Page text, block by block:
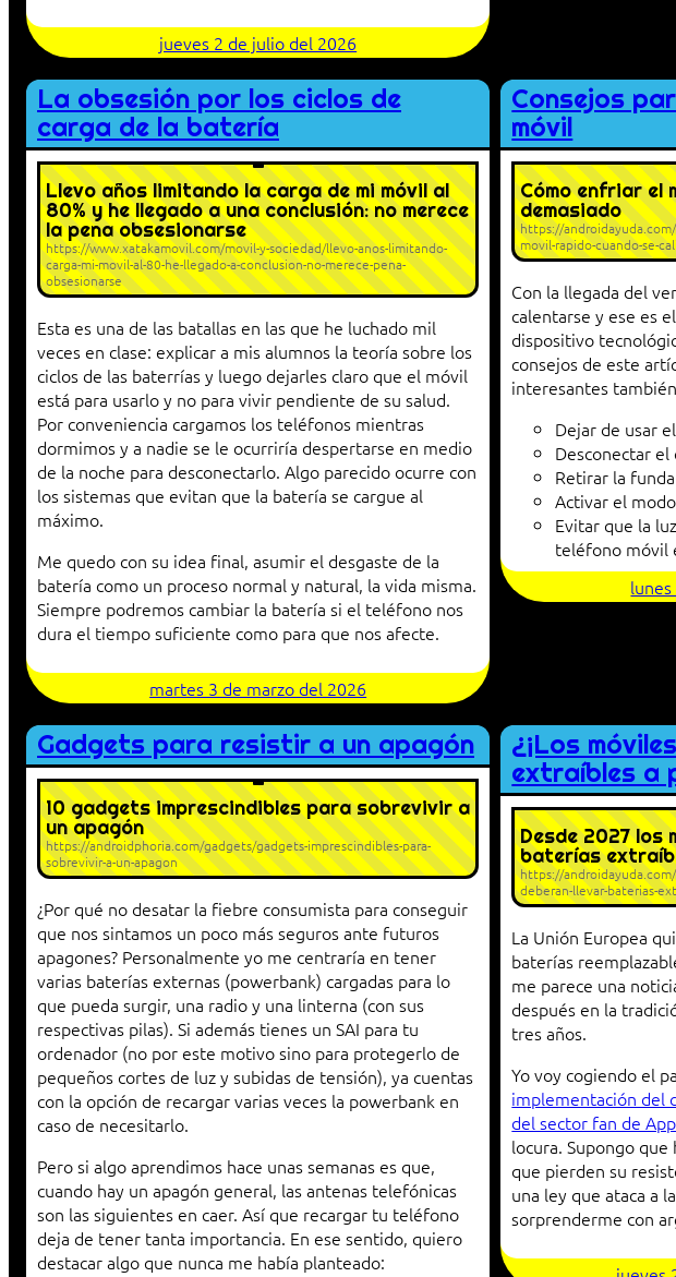
jueves 2 de julio del 2026
La obsesión por los ciclos de
carga de la batería
Llevo años limitando la carga de mi móvil al
80% y he llegado a una conclusión: no merece
la pena obsesionarse
https://www.xatakamovil.com/movil-y-sociedad/llevo-anos-limitando-
carga-mi-movil-al-80-he-llegado-a-conclusion-no-merece-pena-
obsesionarse
Esta es una de las batallas en las que he luchado mil
veces en clase: explicar a mis alumnos la teoría sobre los
ciclos de las baterrías y luego dejarles claro que el móvil
está para usarlo y no para vivir pendiente de su salud.
Por conveniencia cargamos los teléfonos mientras
dormimos y a nadie se le ocurriría despertarse en medio
de la noche para desconectarlo. Algo parecido ocurre con
los sistemas que evitan que la batería se cargue al
máximo.
Me quedo con su idea final, asumir el desgaste de la
batería como un proceso normal y natural, la vida misma.
Siempre podremos cambiar la batería si el teléfono nos
dura el tiempo suficiente como para que nos afecte.
martes 3 de marzo del 2026
Consejos
móvil
Cómo enfriar el
demasiado
https://
movil-rapido-cuando-se-
Con la llegada del
calentarse y ese es
dispositivo
consejos de este
interesantes
Dejar de usar
Desconectar el
Retirar la funda
Activar el
Evitar que la
teléfono móvil
Gadgets para resistir a un apagón
10 gadgets imprescindibles para sobrevivir a
un apagón
https://androidphoria.com/gadgets/gadgets-imprescindibles-para-
sobrevivir-a-un-apagon
¿Por qué no desatar la fiebre consumista para conseguir
que nos sintamos un poco más seguros ante futuros
apagones? Personalmente yo me centraría en tener
varias baterías externas (powerbank) cargadas para lo
que pueda surgir, una radio y una linterna (con sus
respectivas pilas). Si además tienes un SAI para tu
ordenador (no por este motivo sino para protegerlo de
pequeños cortes de luz y subidas de tensión), ya cuentas
con la opción de recargar varias veces la powerbank en
caso de necesitarlo.
Pero si algo aprendimos hace unas semanas es que,
cuando hay un apagón general, las antenas telefónicas
son las siguientes en caer. Así que recargar tu teléfono
deja de tener tanta importancia. En ese sentido, quiero
destacar algo que nunca me había planteado:
¿¡Los
extraíbles a
Desde 2027 los
baterías
https://
deberan-llevar-baterias-
La Unión Europea
baterías
me parece una
después en la
tres años.
Yo voy cogiendo el
implementación del
del sector fan de
locura. Supongo
que pierden su
una ley que ataca a
sorprenderme con